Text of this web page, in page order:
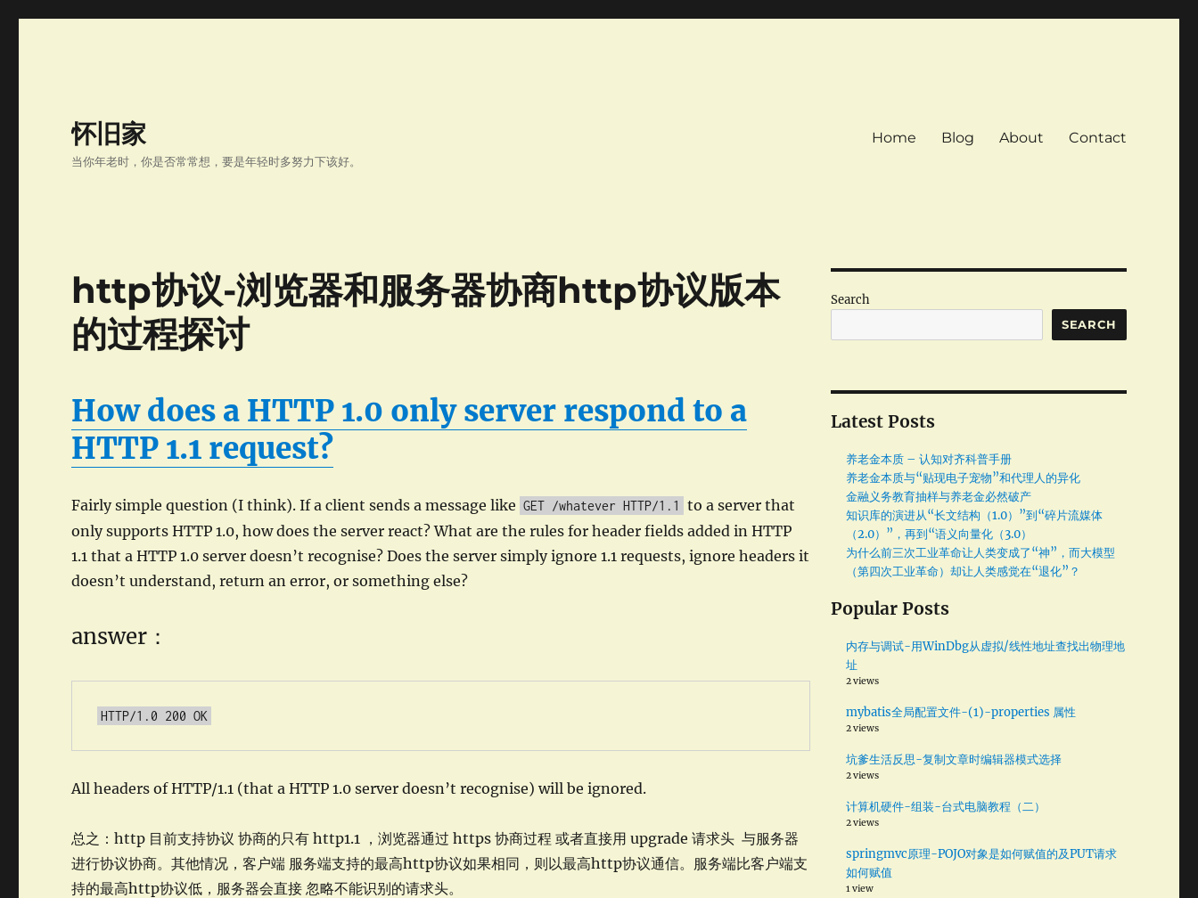
怀旧家
当你年老时，你是否常常想，要是年轻时多努力下该好。
Home Blog About Contact
http协议-浏览器和服务器协商http协议版本
的过程探讨
How does a HTTP 1.0 only server respond to a
HTTP 1.1 request?
Fairly simple question (I think). If a client sends a message like GET /whatever HTTP/1.1
to a server that
only supports HTTP 1.0, how does the server react? What are the rules for header fields added in HTTP
1.1 that a HTTP 1.0 server doesn’t recognise? Does the server simply ignore 1.1 requests, ignore headers it
doesn’t understand, return an error, or something else?
answer：
All headers of HTTP/1.1 (that a HTTP 1.0 server doesn’t recognise) will be ignored.
总之：http 目前支持协议 协商的只有 http1.1 ，浏览器通过 https 协商过程 或者直接用 upgrade 请求头 与服务器
进行协议协商。其他情况，客户端 服务端支持的最高http协议如果相同，则以最高http协议通信。服务端比客户端支
持的最高http协议低，服务器会直接 忽略不能识别的请求头。
Search
SEARCH
Latest Posts
养老金本质 – 认知对齐科普手册
养老金本质与“贴现电子宠物”和代理人的异化
金融义务教育抽样与养老金必然破产
知识库的演进从“长文结构（1.0）”到“碎片流媒体
（2.0）”，再到“语义向量化（3.0）
为什么前三次工业革命让人类变成了“神”，而大模型
（第四次工业革命）却让人类感觉在“退化”？
Popular Posts
内存与调试-用WinDbg从虚拟/线性地址查找出物理地
址
2 views
mybatis全局配置文件-(1)-properties 属性
2 views
坑爹生活反思-复制文章时编辑器模式选择
2 views
计算机硬件-组装-台式电脑教程（二）
2 views
springmvc原理-POJO对象是如何赋值的及PUT请求
如何赋值
1 view